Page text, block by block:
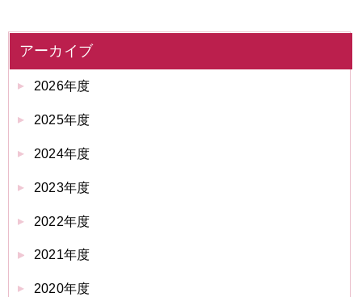
アーカイブ
2026年度
2025年度
2024年度
2023年度
2022年度
2021年度
2020年度